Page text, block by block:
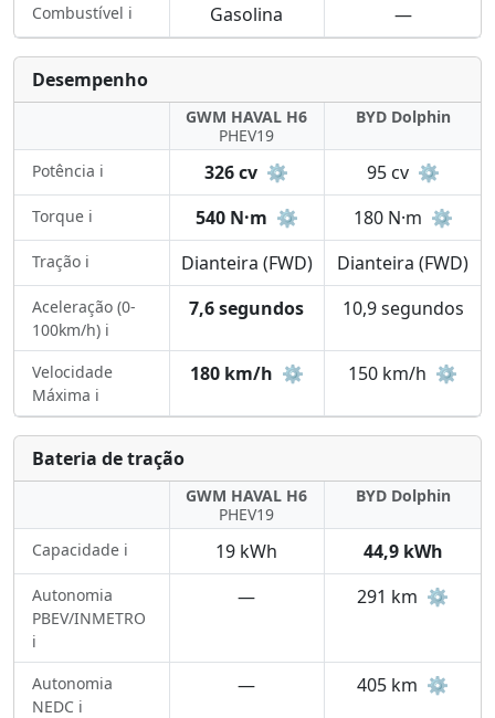
Combustível ℹ️ Gasolina —
Desempenho
GWM HAVAL H6
PHEV19
BYD Dolphin
Potência ℹ️ 326 cv ⚙️ 95 cv ⚙️
Torque ℹ️ 540 N·m ⚙️ 180 N·m ⚙️
Tração ℹ️ Dianteira (FWD) Dianteira (FWD)
Aceleração (0-
100km/h) ℹ️
7,6 segundos 10,9 segundos
Velocidade
Máxima ℹ️
180 km/h ⚙️ 150 km/h ⚙️
Bateria de tração
GWM HAVAL H6
PHEV19
BYD Dolphin
Capacidade ℹ️ 19 kWh 44,9 kWh
Autonomia
PBEV/INMETRO
ℹ️
— 291 km ⚙️
Autonomia
NEDC ℹ️
— 405 km ⚙️